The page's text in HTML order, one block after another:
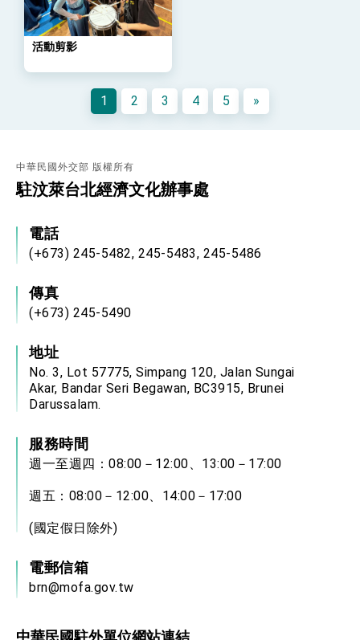
總統主持「守護民主台灣國安行動方案」記者
會 強調以實力守護台海和平 以決心掌握國家
命運
總統發表執政周年談話 盼面對未來挑戰 堅持
賴總統就職演說影片
外交部重要言論
我國政府將在美國亞利桑納州設立「駐鳳凰城辦
活動剪影
1 2 3 4 5 »
中華民國外交部 版權所有
駐汶萊台北經濟文化辦事處
電話
(+673) 245-5482, 245-5483, 245-5486
傳真
(+673) 245-5490
地址
No. 3, Lot 57775, Simpang 120, Jalan Sungai
Akar, Bandar Seri Begawan, BC3915, Brunei
Darussalam.
服務時間
週一至週四：08:00－12:00、13:00－17:00
週五：08:00－12:00、14:00－17:00
(國定假日除外)
電郵信箱
brn@mofa.gov.tw
中華民國駐外單位網站連結